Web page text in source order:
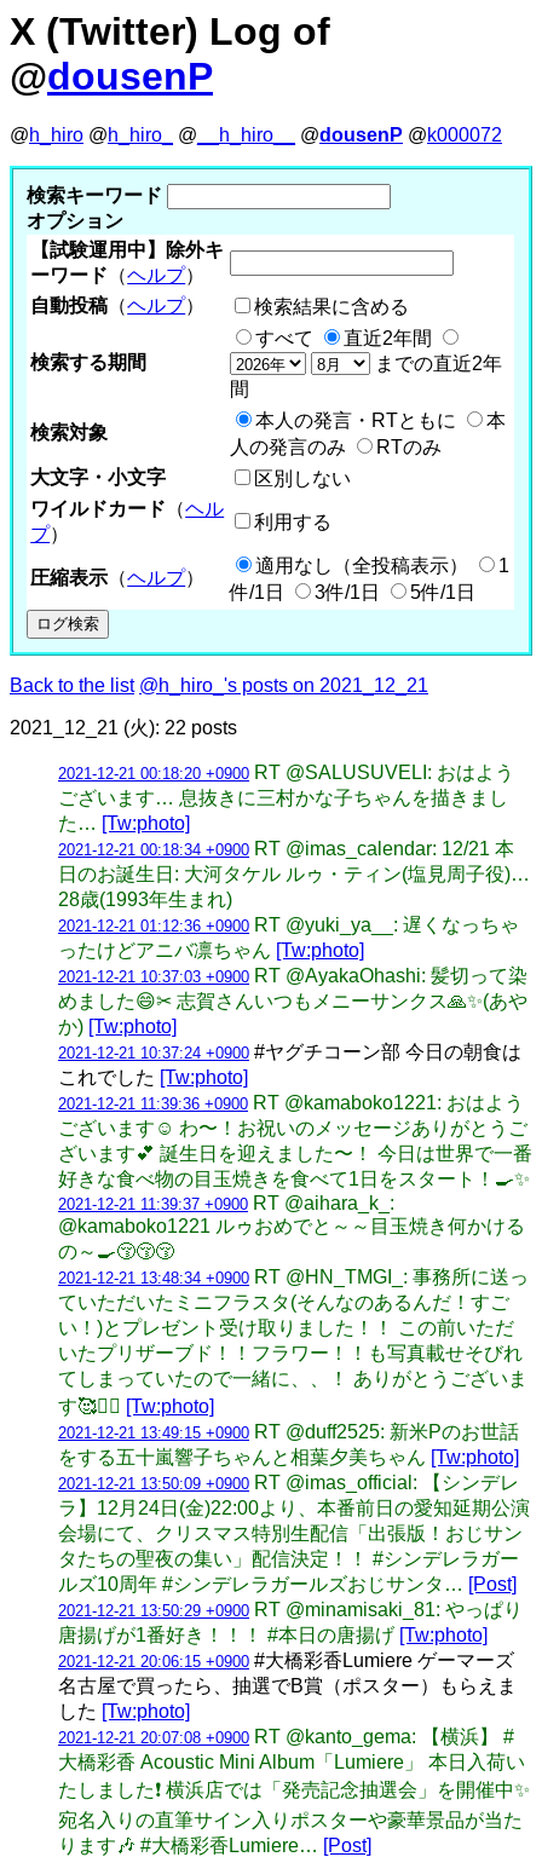
X (Twitter) Log of
@dousenP
@h_hiro @h_hiro_ @ __h_hiro__ @dousenP @k000072
検索キーワード
オプション
【試験運用中】除外キ
ーワード （ヘルプ）
自動投稿 （ヘルプ） 検索結果に含める
検索する期間
すべて
直近2年間
までの直近2年
間
検索対象
本人の発言・RTともに
本
人の発言のみ
RTのみ
大文字・小文字
区別しない
ワイルドカード （ヘル
プ）
利用する
圧縮表示 （ヘルプ）
適用なし（全投稿表示）
1
件/1日
3件/1日 5件/1日
Back to the list @h_hiro_'s posts on 2021_12_21
2021_12_21 (火): 22 posts
2021-12-21 00:18:20 +0900 RT @SALUSUVELI: おはよう
ございます… 息抜きに三村かな子ちゃんを描きまし
た… [Tw:photo]
2021-12-21 00:18:34 +0900 RT @imas_calendar: 12/21 本
日のお誕生日: 大河タケル ルゥ・ティン(塩見周子役)…
28歳(1993年生まれ)
2021-12-21 01:12:36 +0900 RT @yuki_ya__: 遅くなっちゃ
ったけどアニバ凛ちゃん [Tw:photo]
2021-12-21 10:37:03 +0900 RT @AyakaOhashi: 髪切って染
めました😄✂ 志賀さんいつもメニーサンクス🙏✨(あや
か) [Tw:photo]
2021-12-21 10:37:24 +0900 #ヤグチコーン部 今日の朝食は
これでした [Tw:photo]
2021-12-21 11:39:36 +0900 RT @kamaboko1221: おはよう
ございます☺ わ〜！お祝いのメッセージありがとうご
ざいます💕 誕生日を迎えました〜！ 今日は世界で一番
好きな食べ物の目玉焼きを食べて1日をスタート！🍳✨
2021-12-21 11:39:37 +0900 RT @aihara_k_:
@kamaboko1221 ルゥおめでと～～目玉焼き何かける
の～🍳😚😚😚
2021-12-21 13:48:34 +0900 RT @HN_TMGI_: 事務所に送っ
ていただいたミニフラスタ(そんなのあるんだ！すご
い！)とプレゼント受け取りました！！ この前いただ
いたプリザーブド！！フラワー！！も写真載せそびれ
てしまっていたので一緒に、、！ ありがとうございま
す🥰❤️‍🔥 [Tw:photo]
2021-12-21 13:49:15 +0900 RT @duff2525: 新米Pのお世話
をする五十嵐響子ちゃんと相葉夕美ちゃん [Tw:photo]
2021-12-21 13:50:09 +0900 RT @imas_official: 【シンデレ
ラ】12月24日(金)22:00より、本番前日の愛知延期公演
会場にて、クリスマス特別生配信「出張版！おじサン
タたちの聖夜の集い」配信決定！！ #シンデレラガー
ルズ10周年 #シンデレラガールズおじサンタ… [Post]
2021-12-21 13:50:29 +0900 RT @minamisaki_81: やっぱり
唐揚げが1番好き！！！ #本日の唐揚げ [Tw:photo]
2021-12-21 20:06:15 +0900 #大橋彩香Lumiere ゲーマーズ
名古屋で買ったら、抽選でB賞（ポスター）もらえま
した [Tw:photo]
2021-12-21 20:07:08 +0900 RT @kanto_gema: 【横浜】 #
大橋彩香 Acoustic Mini Album「Lumiere」 本日入荷い
たしました❗️ 横浜店では「発売記念抽選会」を開催中✨
宛名入りの直筆サイン入りポスターや豪華景品が当た
ります🎶 #大橋彩香Lumiere… [Post]